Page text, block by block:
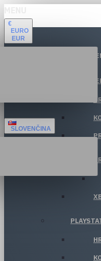
€
EURO
EUR
SLOVENČINA
VŠETKY
XBOX